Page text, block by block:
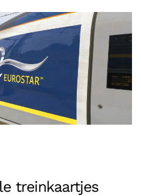
treinkaartjes